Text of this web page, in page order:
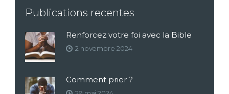
Publications recentes
Renforcez votre foi avec la Bible
2 novembre 2024
Comment prier ?